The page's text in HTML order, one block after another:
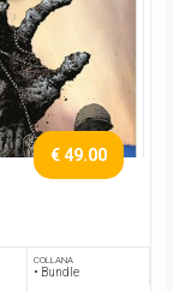
€ 49.00
COLLANA
• Bundle